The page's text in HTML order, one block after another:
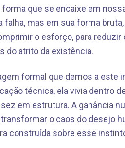
que se encaixe em
mas em sua forma
o esforço, para
do atrito da existência.
formal que demos a este
técnica, ela vivia dentro
em estrutura. A ganância
o caos do desejo
construída sobre esse